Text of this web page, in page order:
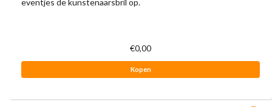
eventjes de kunstenaarsbril op.
€0,00
Kopen